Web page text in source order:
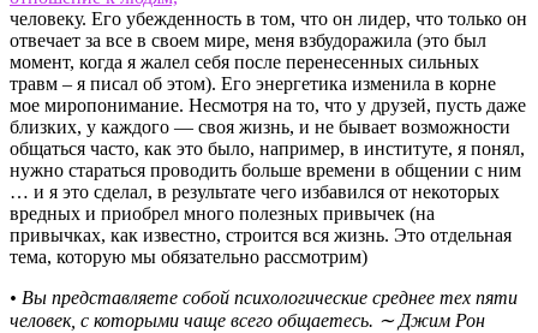
человеку. Его убежденность в том, что он лидер, что только он
отвечает за все в своем мире, меня взбудоражила (это был
момент, когда я жалел себя после перенесенных сильных
травм – я писал об этом). Его энергетика изменила в корне
мое миропонимание. Несмотря на то, что у друзей, пусть даже
близких, у каждого — своя жизнь, и не бывает возможности
общаться часто, как это было, например, в институте, я понял,
нужно стараться проводить больше времени в общении с ним
… и я это сделал, в результате чего избавился от некоторых
вредных и приобрел много полезных привычек (на
привычках, как известно, строится вся жизнь. Это отдельная
тема, которую мы обязательно рассмотрим)
• Вы представляете собой психологические среднее тех пяти
человек, с которыми чаще всего общаетесь. ∼ Джим Рон